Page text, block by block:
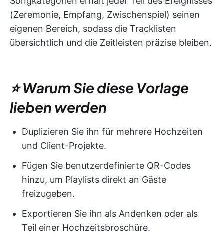
(Zeremonie, Empfang, Zwischenspiel) seinen
eigenen Bereich, sodass die Tracklisten
übersichtlich und die Zeitleisten präzise bleiben.
⭐ Warum Sie diese Vorlage
lieben werden
Duplizieren Sie ihn für mehrere Hochzeiten
und Client-Projekte.
Fügen Sie benutzerdefinierte QR-Codes
hinzu, um Playlists direkt an Gäste
freizugeben.
Exportieren Sie ihn als Andenken oder als
Teil einer Hochzeitsbroschüre.